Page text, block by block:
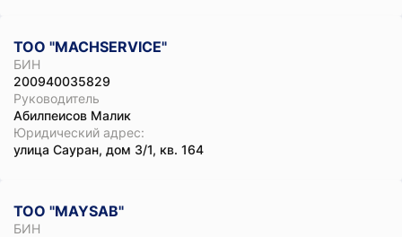
ТОО "MACHSERVICE"
БИН
200940035829
Руководитель
Абилпеисов Малик
Юридический адрес:
улица Сауран, дом 3/1, кв. 164
ТОО "MAYSAB"
БИН